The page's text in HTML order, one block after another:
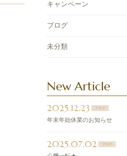
キャンペーン
ブログ
未分類
New Article
2025.12.23 ブログ
年末年始休業のお知らせ
2025.07.02 ブログ